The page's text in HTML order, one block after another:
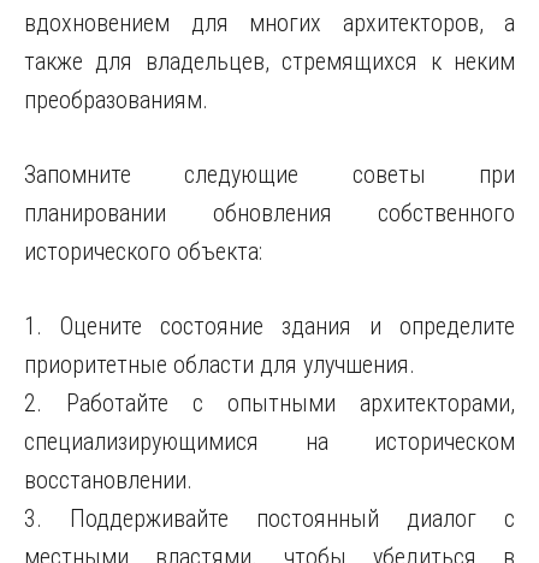
вдохновением для многих архитекторов, а
также для владельцев, стремящихся к неким
преобразованиям.
Запомните следующие советы при
планировании обновления собственного
исторического объекта:
1. Оцените состояние здания и определите
приоритетные области для улучшения.
2. Работайте с опытными архитекторами,
специализирующимися на историческом
восстановлении.
3. Поддерживайте постоянный диалог с
местными властями, чтобы убедиться в